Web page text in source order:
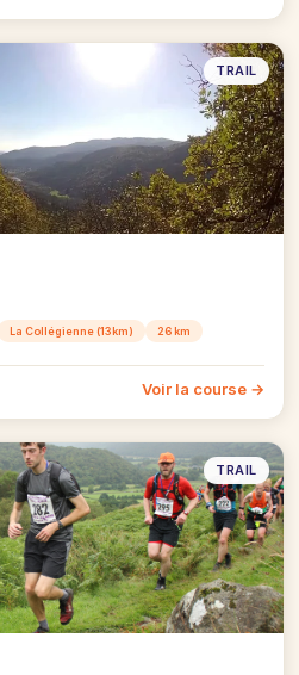
TRAIL
La Collégienne (13km)
26 km
Voir la course →
TRAIL